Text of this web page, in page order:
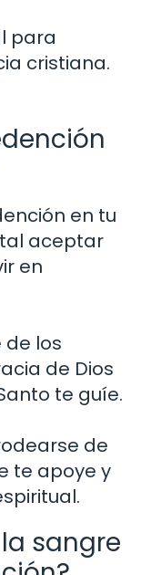
para
cristiana.
en tu
aceptar
en
de los
de Dios
te guíe.
de
te apoye y
sangre